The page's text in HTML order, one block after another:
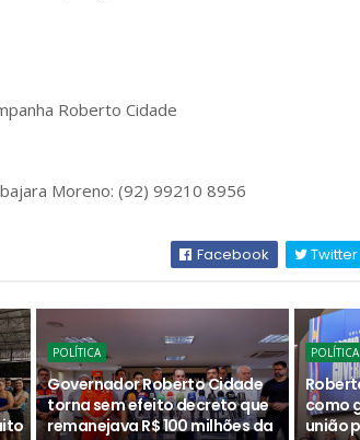
Roberto Cidade
Moreno: (92) 99210 8956
Facebook Twitter
POLÍTICA
Governador Roberto Cidade
torna sem efeito decreto que
remanejava R$ 100 milhões da
POLÍTICA
como
união